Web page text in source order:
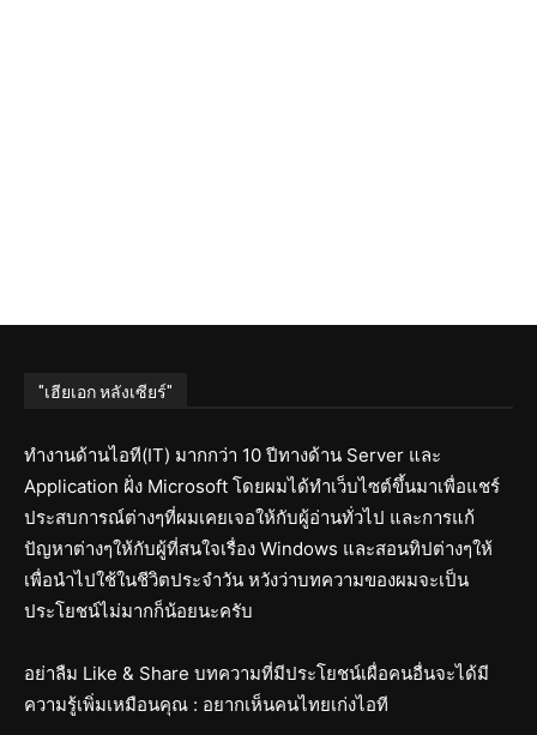
"เฮียเอก หลังเซียร์"
ทำงานด้านไอที(IT) มากกว่า 10 ปีทางด้าน Server และ
Application ฝั่ง Microsoft โดยผมได้ทำเว็บไซต์ขึ้นมาเพื่อแชร์
ประสบการณ์ต่างๆที่ผมเคยเจอให้กับผู้อ่านทั่วไป และการแก้
ปัญหาต่างๆให้กับผู้ที่สนใจเรื่อง Windows และสอนทิปต่างๆให้
เพื่อนำไปใช้ในชีวิตประจำวัน หวังว่าบทความของผมจะเป็น
ประโยชน์ไม่มากก็น้อยนะครับ
อย่าลืม Like & Share บทความที่มีประโยชน์เผื่อคนอื่นจะได้มี
ความรู้เพิ่มเหมือนคุณ : อยากเห็นคนไทยเก่งไอที